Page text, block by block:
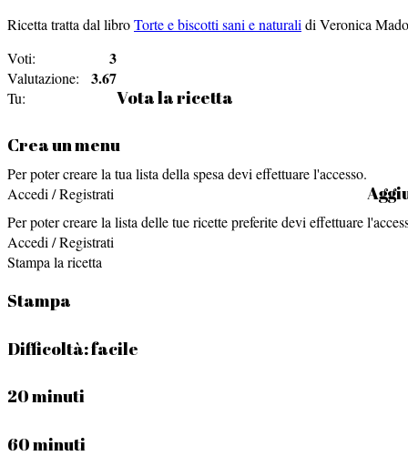
Ricetta tratta dal libroTorte e biscotti sani e naturali di Veronica
Voti:
3
Valutazione: 3.67
Tu: Vota la ricetta
Crea un menu
Per poter creare la tua lista della spesa devi effettuare l'accesso.
Accedi / Registrati
Per poter creare la lista delle tue ricette preferite devi effettuare
Accedi / Registrati
Stampa la ricetta
Stampa
Difficoltà:facile
20 minuti
60 minuti